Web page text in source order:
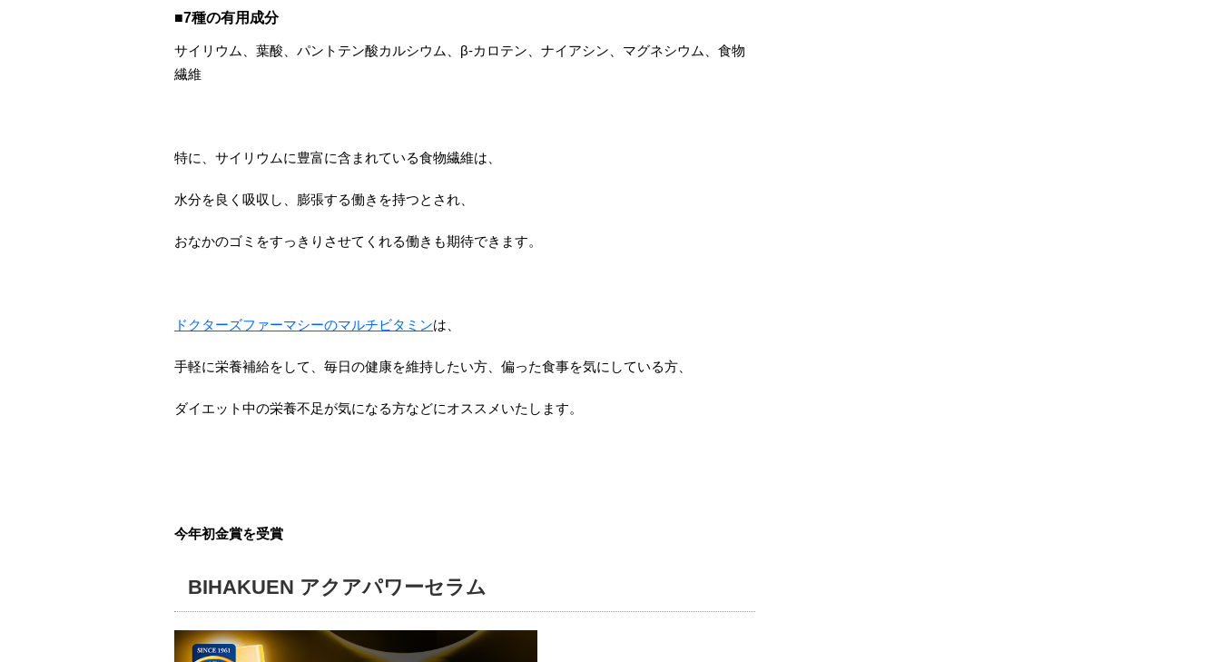
■7種の有用成分
サイリウム、葉酸、パントテン酸カルシウム、β-カロテン、ナイアシン、マグネシウム、食物
繊維
特に、サイリウムに豊富に含まれている食物繊維は、
水分を良く吸収し、膨張する働きを持つとされ、
おなかのゴミをすっきりさせてくれる働きも期待できます。
ドクターズファーマシーのマルチビタミンは、
手軽に栄養補給をして、毎日の健康を維持したい方、偏った食事を気にしている方、
ダイエット中の栄養不足が気になる方などにオススメいたします。
今年初金賞を受賞
BIHAKUEN アクアパワーセラム